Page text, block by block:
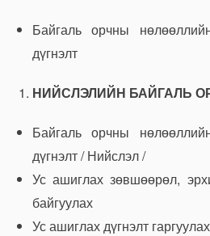
Байгаль орчны
дүгнэлт
НИЙСЛЭЛИЙН БАЙГАЛЬ
Байгаль орчны
дүгнэлт / Нийслэл /
Ус ашиглах зөвшөөрөл,
байгуулах
Ус ашиглах дүгнэлт